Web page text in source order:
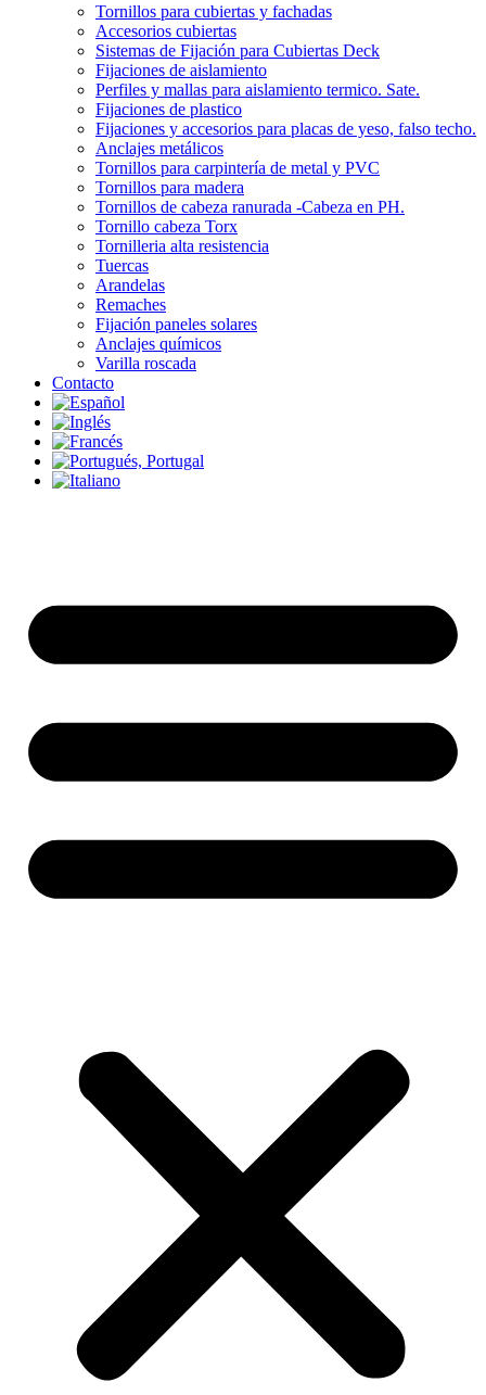
Tornillos para cubiertas y fachadas
Accesorios cubiertas
Sistemas de Fijación para Cubiertas Deck
Fijaciones de aislamiento
Perfiles y mallas para aislamiento termico. Sate.
Fijaciones de plastico
Fijaciones y accesorios para placas de yeso, falso techo.
Anclajes metálicos
Tornillos para carpintería de metal y PVC
Tornillos para madera
Tornillos de cabeza ranurada -Cabeza en PH.
Tornillo cabeza Torx
Tornilleria alta resistencia
Tuercas
Arandelas
Remaches
Fijación paneles solares
Anclajes químicos
Varilla roscada
Contacto